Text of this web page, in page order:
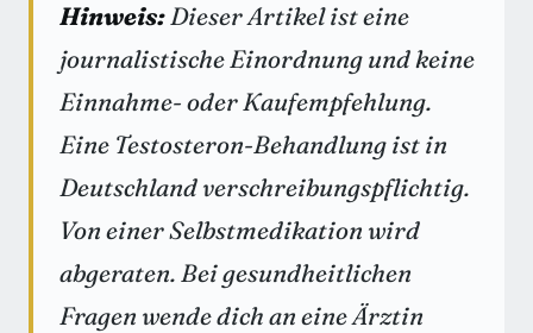
Hinweis:Dieser Artikel ist eine
journalistische Einordnung und keine
Einnahme- oder Kaufempfehlung.
Eine Testosteron-Behandlung ist in
Deutschland verschreibungspflichtig.
Von einer Selbstmedikation wird
abgeraten. Bei gesundheitlichen
Fragen wende dich an eine Ärztin